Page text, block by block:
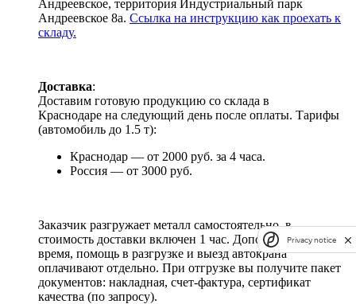
Андреевское, территория Индустриальный парк
Андреевское 8а. Ссылка на инструкцию как проехать к
складу.
Доставка:
Доставим готовую продукцию со склада в
Краснодаре на следующий день после оплаты. Тарифы
(автомобиль до 1.5 т):
Краснодар — от 2000 руб. за 4 часа.
Россия — от 3000 руб.
Заказчик разгружает металл самостоятельно, в
стоимость доставки включен 1 час. Дополнительное
время, помощь в разгрузке и выезд автокрана
оплачивают отдельно. При отгрузке вы получите пакет
документов: накладная, счет-фактура, сертификат
качества (по запросу).
Privacy notice